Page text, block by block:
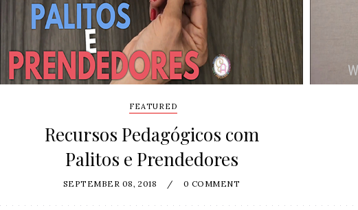
FEATURED
Recursos Pedagógicos com
Palitos e Prendedores
SEPTEMBER 08, 2018 / 0 COMMENT